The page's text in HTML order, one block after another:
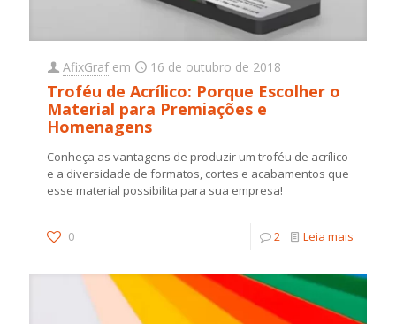
AfixGraf em 16 de outubro de 2018
Troféu de Acrílico: Porque Escolher o
Material para Premiações e
Homenagens
Conheça as vantagens de produzir um troféu de acrílico
e a diversidade de formatos, cortes e acabamentos que
esse material possibilita para sua empresa!
0 2 Leia mais